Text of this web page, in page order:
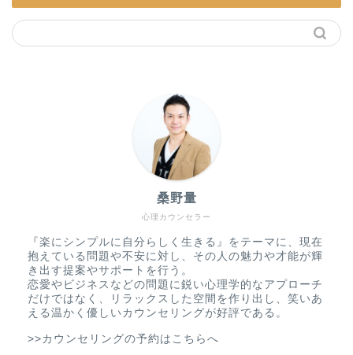
心理カウンセラー
桑野量
『楽にシンプルに自分らしく生きる』をテーマに、現在
抱えている問題や不安に対し、その人の魅力や才能が輝
き出す提案やサポートを行う。
恋愛やビジネスなどの問題に鋭い心理学的なアプローチ
だけではなく、リラックスした空間を作り出し、笑いあ
える温かく優しいカウンセリングが好評である。
>>カウンセリングの予約はこちらへ